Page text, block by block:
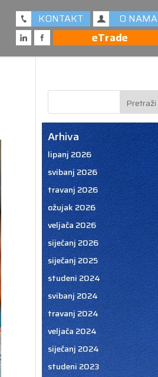
KONTAKT O NAMA
eTrade
Arhiva
lipanj 2026
svibanj 2026
travanj 2026
ožujak 2026
veljača 2026
siječanj 2026
siječanj 2025
studeni 2024
svibanj 2024
travanj 2024
veljača 2024
siječanj 2024
studeni 2023